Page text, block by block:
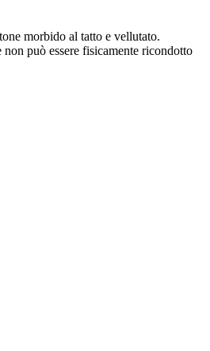
morbido al tatto e vellutato.
può essere fisicamente ricondotto